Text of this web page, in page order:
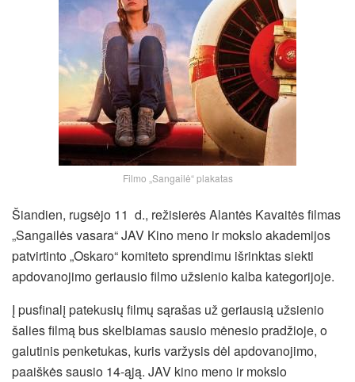
Filmo „Sangailė“ plakatas
Šiandien, rugsėjo 11 d., režisierės Alantės Kavaitės filmas
„Sangailės vasara“ JAV Kino meno ir mokslo akademijos
patvirtinto „Oskaro“ komiteto sprendimu išrinktas siekti
apdovanojimo geriausio filmo užsienio kalba kategorijoje.
Į pusfinalį patekusių filmų sąrašas už geriausią užsienio
šalies filmą bus skelbiamas sausio mėnesio pradžioje, o
galutinis penketukas, kuris varžysis dėl apdovanojimo,
paaiškės sausio 14-ąją. JAV kino meno ir mokslo